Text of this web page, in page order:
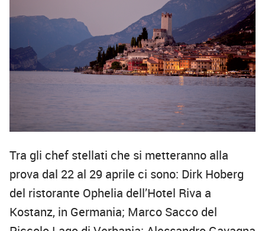
Tra gli chef stellati che si metteranno alla
prova dal 22 al 29 aprile ci sono: Dirk Hoberg
del ristorante Ophelia dell’Hotel Riva a
Kostanz, in Germania; Marco Sacco del